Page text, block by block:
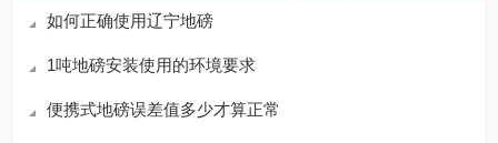
如何正确使用辽宁地磅
1吨地磅安装使用的环境要求
便携式地磅误差值多少才算正常